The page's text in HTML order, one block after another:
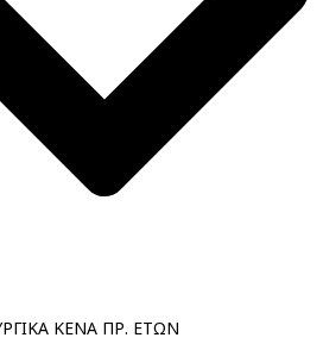
ΚΕΝΑ ΠΡ. ΕΤΩΝ